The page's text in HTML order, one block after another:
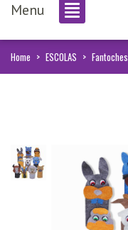
Menu
Home > ESCOLAS > Fantoches